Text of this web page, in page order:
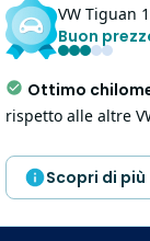
VW Tiguan
Buon
Ottimo
rispetto alle altre
Scopri di più